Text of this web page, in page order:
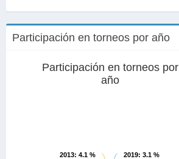
Participación en torneos por año
Participación en torneos por
año
2019: 3.1 %
2013: 4.1 %